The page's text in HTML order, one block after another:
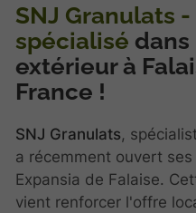
SNJ Granulats
spécialisé
extérieur à
France !
SNJ Granulats,
a récemment ouvert
Expansia de Falaise.
vient renforcer l'offre